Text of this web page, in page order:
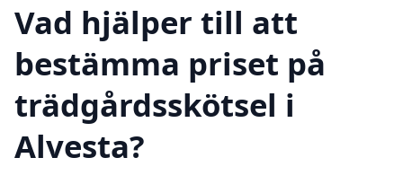
Vad hjälper till att
bestämma priset på
trädgårdsskötsel i
Alvesta?